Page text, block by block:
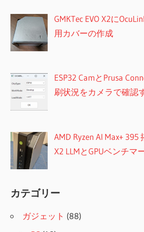
GMKTec EVO X2に
用カバーの作成
ESP32 CamとPrusa
刷状況をカメラで確認
AMD Ryzen AI Max+ 395
X2 LLMとGPUベンチマ
カテゴリー
ガジェット (88)